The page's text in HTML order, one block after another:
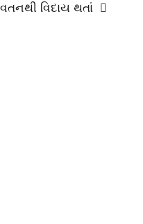
વતનથી વિદાય થતાં